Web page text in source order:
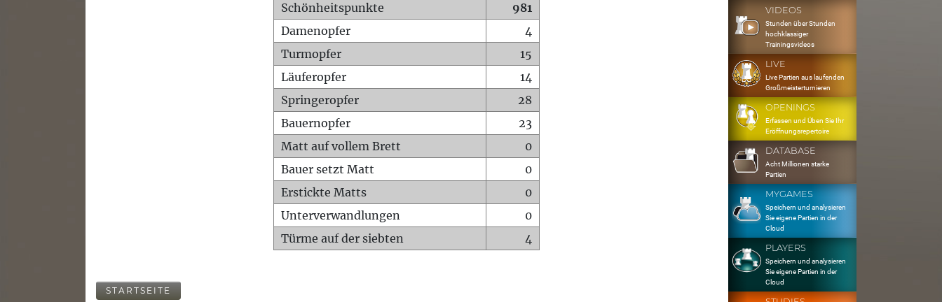
Schönheitspunkte
981
Damenopfer
4
Turmopfer
15
Läuferopfer
14
Springeropfer
28
Bauernopfer
23
Matt auf vollem Brett
0
Bauer setzt Matt
0
Erstickte Matts
0
Unterverwandlungen
0
Türme auf der siebten
4
STARTSEITE
VIDEOS
Stunden über Stunden
hochklassiger
Trainingsvideos
LIVE
Live Partien aus laufenden
Großmeisterturnieren
OPENINGS
Erfassen und Üben Sie Ihr
Eröffnungsrepertoire
DATABASE
Acht Millionen starke
Partien
MYGAMES
Speichern und analysieren
Sie eigene Partien in der
Cloud
PLAYERS
Speichern und analysieren
Sie eigene Partien in der
Cloud